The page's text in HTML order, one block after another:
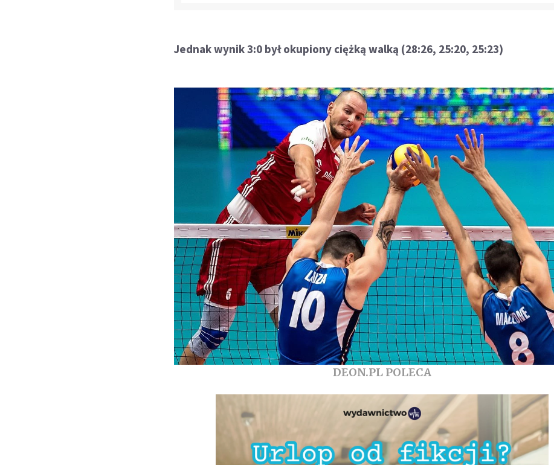
Jednak wynik 3:0 był okupiony ciężką walką (28:26, 25:20, 25:23)
DEON.PL POLECA